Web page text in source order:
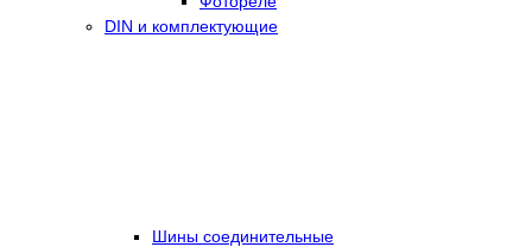
DIN и комплектующие
Шины соединительные